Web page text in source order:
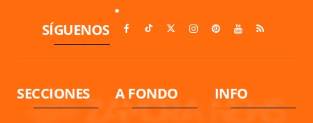
SÍGUENOS
SECCIONES A FONDO INFO